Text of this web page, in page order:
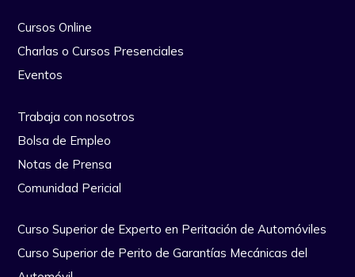
Cursos Online
Charlas o Cursos Presenciales
Eventos
Trabaja con nosotros
Bolsa de Empleo
Notas de Prensa
Comunidad Pericial
Curso Superior de Experto en Peritación de Automóviles
Curso Superior de Perito de Garantías Mecánicas del